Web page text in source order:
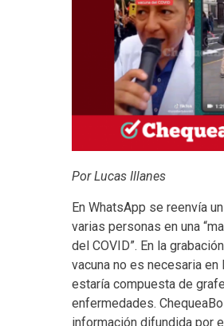
Por Lucas Illanes
En WhatsApp se reenvía
varias personas en una
del COVID”. En la
vacuna no es necesaria
estaría compuesta de
enfermedades.
información difundida por